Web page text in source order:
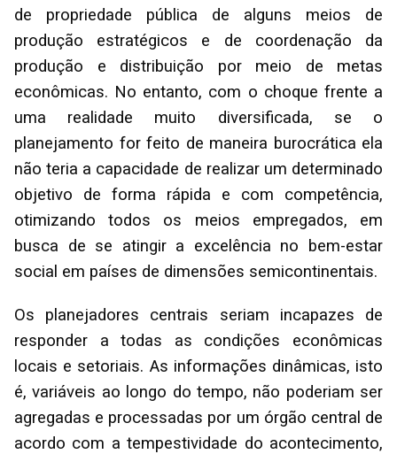
de propriedade pública de alguns meios de
produção estratégicos e de coordenação da
produção e distribuição por meio de metas
econômicas. No entanto, com o choque frente a
uma realidade muito diversificada, se o
planejamento for feito de maneira burocrática ela
não teria a capacidade de realizar um determinado
objetivo de forma rápida e com competência,
otimizando todos os meios empregados, em
busca de se atingir a excelência no bem-estar
social em países de dimensões semicontinentais.
Os planejadores centrais seriam incapazes de
responder a todas as condições econômicas
locais e setoriais. As informações dinâmicas, isto
é, variáveis ao longo do tempo, não poderiam ser
agregadas e processadas por um órgão central de
acordo com a tempestividade do acontecimento,